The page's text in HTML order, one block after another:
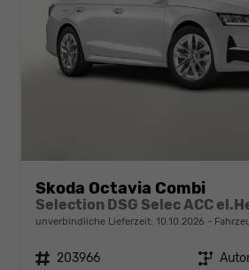
Skoda Octavia Combi
Selection DSG Selec ACC
unverbindliche Lieferzeit: 10.10.2026
Fahrzeugnr. 203966 Getriebe